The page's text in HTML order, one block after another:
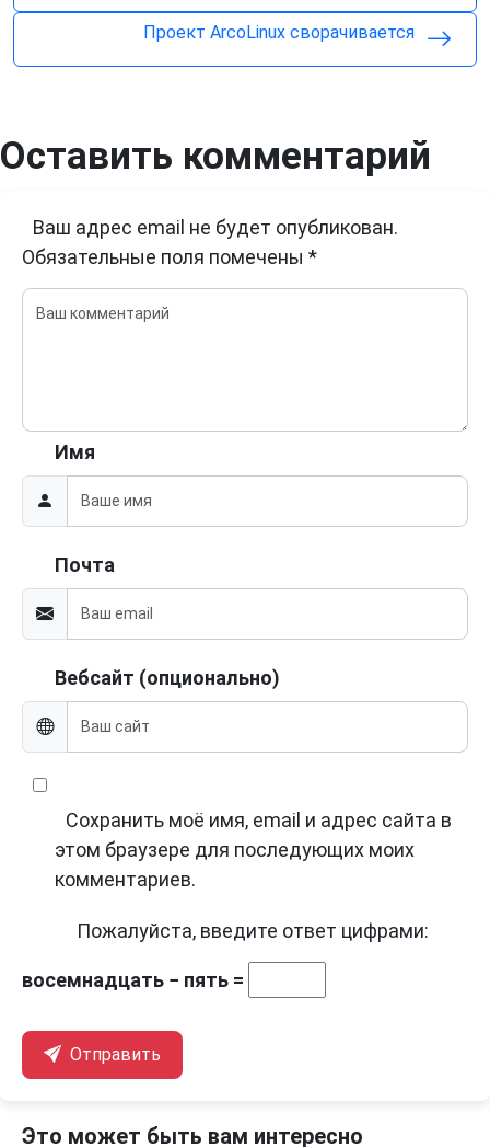
Проект ArcoLinux сворачивается
Оставить комментарий
Ваш адрес email не будет опубликован.
Обязательные поля помечены *
Имя
Почта
Вебсайт (опционально)
Сохранить моё имя, email и адрес сайта в
этом браузере для последующих моих
комментариев.
Пожалуйста, введите ответ цифрами:
восемнадцать − пять =
Отправить
Это может быть вам интересно